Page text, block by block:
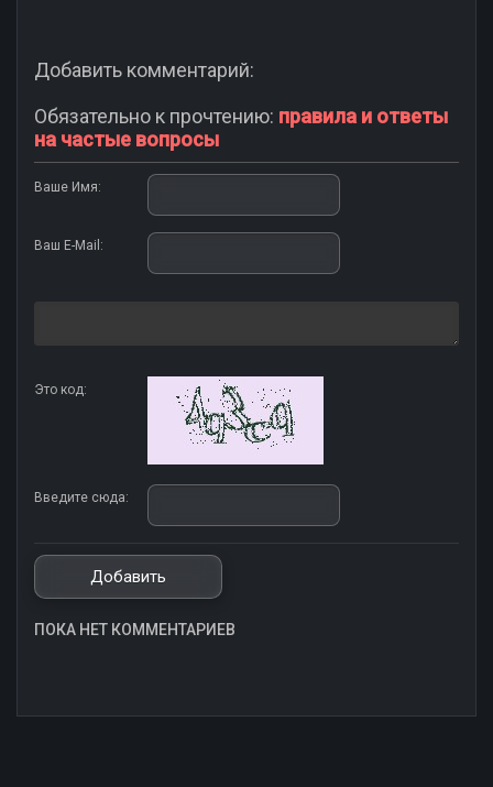
Добавить комментарий:
Обязательно к прочтению: правила и ответы
на частые вопросы
Ваше Имя:
Ваш E-Mail:
Это код:
Введите сюда:
ПОКА НЕТ КОММЕНТАРИЕВ